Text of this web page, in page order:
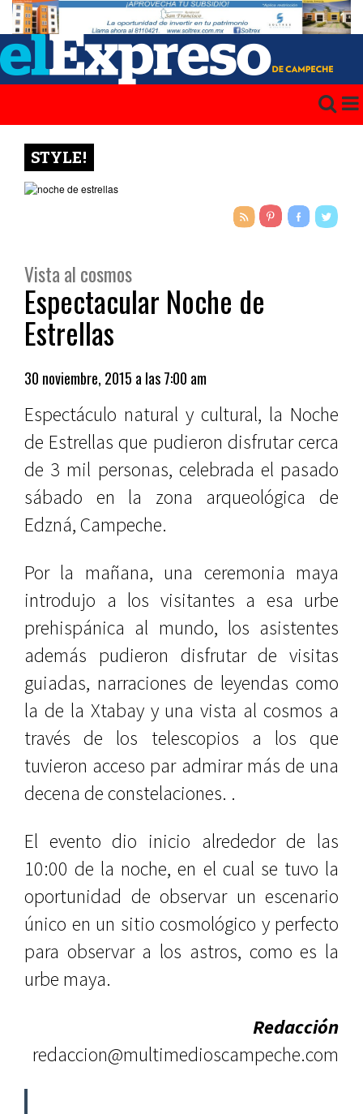
STYLE!
Vista al cosmos
Espectacular Noche de
Estrellas
30 noviembre, 2015 a las 7:00 am
Espectáculo natural y cultural, la Noche
de Estrellas que pudieron disfrutar cerca
de 3 mil personas, celebrada el pasado
sábado en la zona arqueológica de
Edzná, Campeche.
Por la mañana, una ceremonia maya
introdujo a los visitantes a esa urbe
prehispánica al mundo, los asistentes
además pudieron disfrutar de visitas
guiadas, narraciones de leyendas como
la de la Xtabay y una vista al cosmos a
través de los telescopios a los que
tuvieron acceso par admirar más de una
decena de constelaciones. .
El evento dio inicio alrededor de las
10:00 de la noche, en el cual se tuvo la
oportunidad de observar un escenario
único en un sitio cosmológico y perfecto
para observar a los astros, como es la
urbe maya.
Redacción
redaccion@multimedioscampeche.com